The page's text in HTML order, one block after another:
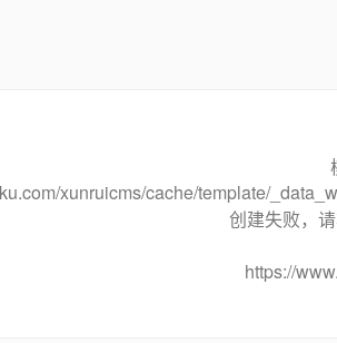
xunruicms/cache/template/
创建失败，
https://